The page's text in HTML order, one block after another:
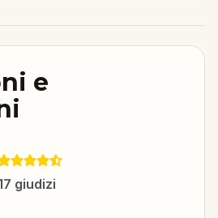
e
giudizi